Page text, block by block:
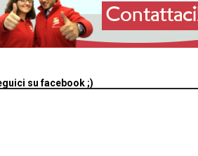
su facebook ;)